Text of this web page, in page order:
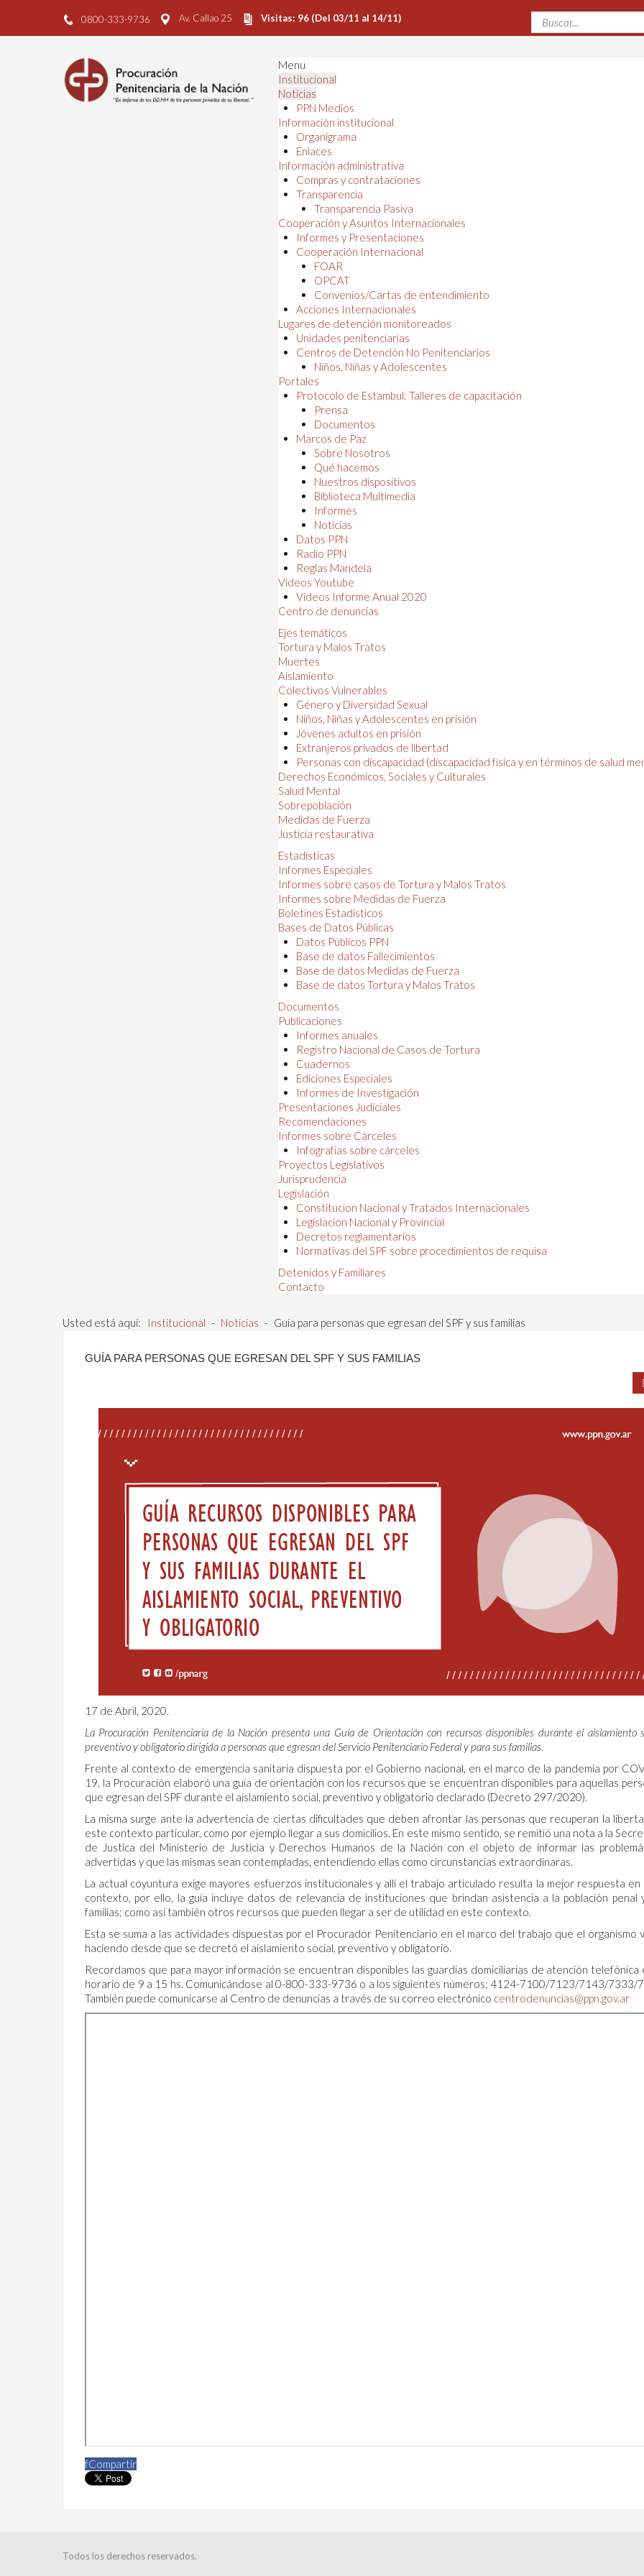
0800-333-9736 Av. Callao 25 Visitas: 96 (Del 03/11 al 14/11)
Menu
Institucional
Noticias
PPN Medios
Información institucional
Organigrama
Enlaces
Información administrativa
Compras y contrataciones
Transparencia
Transparencia Pasiva
Cooperación y Asuntos Internacionales
Informes y Presentaciones
Cooperación Internacional
FOAR
OPCAT
Convenios/Cartas de entendimiento
Acciones Internacionales
Lugares de detención monitoreados
Unidades penitenciarias
Centros de Detención No Penitenciarios
Niños, Niñas y Adolescentes
Portales
Protocolo de Estambul: Talleres de capacitación
Prensa
Documentos
Marcos de Paz
Sobre Nosotros
Qué hacemos
Nuestros dispositivos
Biblioteca Multimedia
Informes
Noticias
Datos PPN
Radio PPN
Reglas Mandela
Videos Youtube
Videos Informe Anual 2020
Centro de denuncias
Ejes temáticos
Tortura y Malos Tratos
Muertes
Aislamiento
Colectivos Vulnerables
Género y Diversidad Sexual
Niños, Niñas y Adolescentes en prisión
Jóvenes adultos en prisión
Extranjeros privados de libertad
Personas con discapacidad (discapacidad física y en términos de salud
Derechos Económicos, Sociales y Culturales
Salud Mental
Sobrepoblación
Medidas de Fuerza
Justicia restaurativa
Estadísticas
Informes Especiales
Informes sobre casos de Tortura y Malos Tratos
Informes sobre Medidas de Fuerza
Boletines Estadísticos
Bases de Datos Públicas
Datos Públicos PPN
Base de datos Fallecimientos
Base de datos Medidas de Fuerza
Base de datos Tortura y Malos Tratos
Documentos
Publicaciones
Informes anuales
Registro Nacional de Casos de Tortura
Cuadernos
Ediciones Especiales
Informes de Investigación
Presentaciones Judiciales
Recomendaciones
Informes sobre Cárceles
Infografías sobre cárceles
Proyectos Legislativos
Jurisprudencia
Legislación
Constitucion Nacional y Tratados Internacionales
Legislacion Nacional y Provincial
Decretos reglamentarios
Normativas del SPF sobre procedimientos de requisa
Detenidos y Familiares
Contacto
Usted está aquí: Institucional - Noticias - Guía para personas que egresan del SPF y sus familias
GUÍA PARA PERSONAS QUE EGRESAN DEL SPF Y SUS FAMILIAS
17 de Abril, 2020.
La Procuración Penitenciaria de la Nación presenta una Guía de Orientación con recursos disponibles durante el aislamiento
preventivo y obligatorio dirigida a personas que egresan del Servicio Penitenciario Federal y para sus familias.
Frente al contexto de emergencia sanitaria dispuesta por el Gobierno nacional, en el marco de la pandemia por
19, la Procuración elaboró una guía de orientación con los recursos que se encuentran disponibles para aquellas
que egresan del SPF durante el aislamiento social, preventivo y obligatorio declarado (Decreto 297/2020).
La misma surge ante la advertencia de ciertas dificultades que deben afrontar las personas que recuperan la
este contexto particular, como por ejemplo llegar a sus domicilios. En este mismo sentido, se remitió una nota a la
de Justica del Ministerio de Justicia y Derechos Humanos de la Nación con el objeto de informar las
advertidas y que las mismas sean contempladas, entendiendo ellas como circunstancias extraordinaras.
La actual coyuntura exige mayores esfuerzos institucionales y allí el trabajo articulado resulta la mejor respuesta
contexto, por ello, la guía incluye datos de relevancia de instituciones que brindan asistencia a la población penal
familias; como así también otros recursos que pueden llegar a ser de utilidad en este contexto.
Esta se suma a las actividades dispuestas por el Procurador Penitenciario en el marco del trabajo que el organismo
haciendo desde que se decretó el aislamiento social, preventivo y obligatorio.
Recordamos que para mayor información se encuentran disponibles las guardias domiciliarias de atención telefónica
horario de 9 a 15 hs. Comunicándose al 0-800-333-9736 o a los siguientes números: 4124-7100/7123/7143/7333/
También puede comunicarse al Centro de denuncias a través de su correo electrónico centrodenuncias@ppn.gov.ar
fCompartir
Todos los derechos reservados.